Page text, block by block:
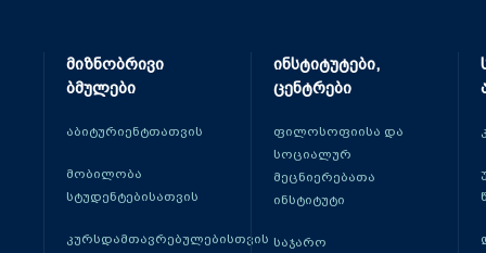
მიზნობრივი
ბმულები
აბიტურიენტთათვის
მობილობა
სტუდენტებისათვის
კურსდამთავრებულებისთვის
ინსტიტუტები,
ცენტრები
ფილოსოფიისა და
სოციალურ
მეცნიერებათა
ინსტიტუტი
საჯარო